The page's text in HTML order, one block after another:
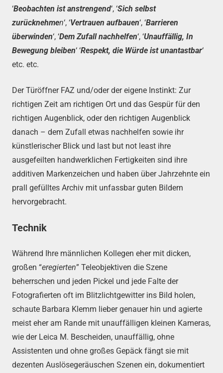
‘Beobachten ist anstrengend‘, ‘Sich selbst
zurücknehmen‘, ‘Vertrauen aufbauen‘, ‘Barrieren
überwinden‘, ‘Dem Zufall nachhelfen‘, ‘Unauffällig, In
Bewegung bleiben‘ ‘Respekt, die Würde ist unantastbar‘
etc. etc.
Der Türöffner FAZ und/oder der eigene Instinkt: Zur
richtigen Zeit am richtigen Ort und das Gespür für den
richtigen Augenblick, oder den richtigen Augenblick
danach – dem Zufall etwas nachhelfen sowie ihr
künstlerischer Blick und last but not least ihre
ausgefeilten handwerklichen Fertigkeiten sind ihre
additiven Markenzeichen und haben über Jahrzehnte ein
prall gefülltes Archiv mit unfassbar guten Bildern
hervorgebracht.
Technik
Während Ihre männlichen Kollegen eher mit dicken,
großen “eregierten” Teleobjektiven die Szene
beherrschen und jeden Pickel und jede Falte der
Fotografierten oft im Blitzlichtgewitter ins Bild holen,
schaute Barbara Klemm lieber genauer hin und agierte
meist eher am Rande mit unauffälligen kleinen Kameras,
wie der Leica M. Bescheiden, unauffällig, ohne
Assistenten und ohne großes Gepäck fängt sie mit
dezenten Auslösegeräuschen Szenen ein, dokumentiert